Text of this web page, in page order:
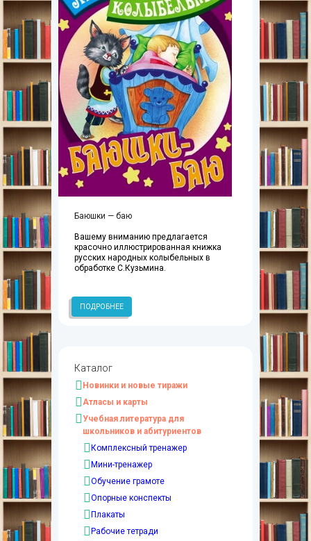
Баюшки — баю
Вашему вниманию предлагается
красочно иллюстрированная книжка
русских народных колыбельных в
обработке С.Кузьмина.
ПОДРОБНЕЕ
Каталог
Новинки и новые тиражи
Атласы и карты
Учебная литература для
школьников и абитуриентов
Комплексный тренажер
Мини-тренажер
Обучение грамоте
Опорные конспекты
Плакаты
Рабочие тетради